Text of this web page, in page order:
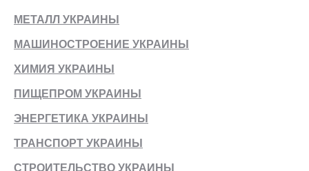
МЕТАЛЛ УКРАИНЫ
МАШИНОСТРОЕНИЕ УКРАИНЫ
ХИМИЯ УКРАИНЫ
ПИЩЕПРОМ УКРАИНЫ
ЭНЕРГЕТИКА УКРАИНЫ
ТРАНСПОРТ УКРАИНЫ
СТРОИТЕЛЬСТВО УКРАИНЫ